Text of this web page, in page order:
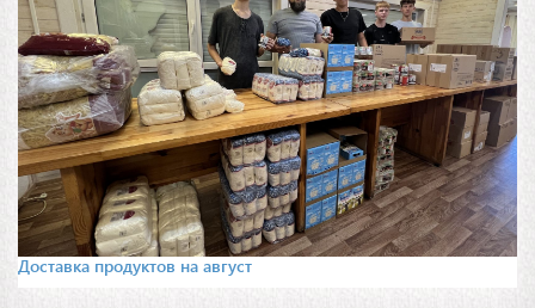
Доставка продуктов на август